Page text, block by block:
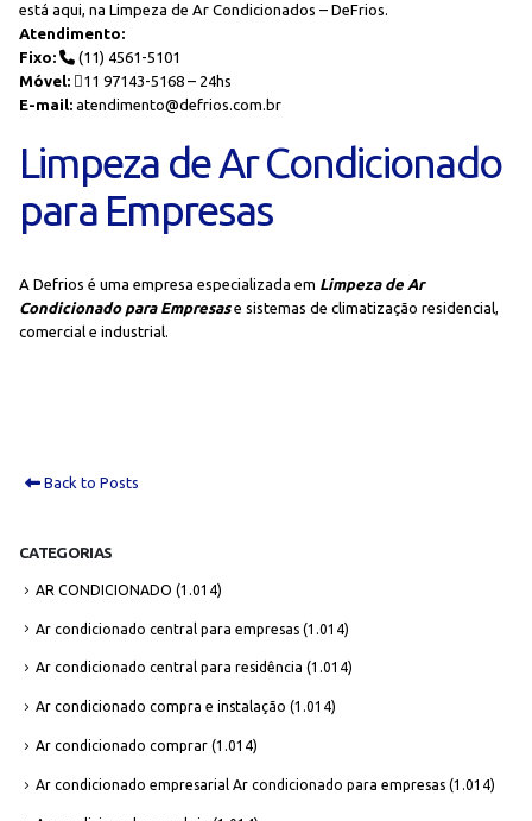
está aqui, na Limpeza de Ar Condicionados – DeFrios.
Atendimento:
Fixo:
(11) 4561-5101
Móvel:
11 97143-5168 – 24hs
E-mail: atendimento@defrios.com.br
Limpeza de Ar Condicionado
para Empresas
A Defrios é uma empresa especializada em Limpeza de Ar
Condicionado para Empresase sistemas de climatização residencial,
comercial e industrial.
Back to Posts
CATEGORIAS
AR CONDICIONADO (1.014)
Ar condicionado central para empresas (1.014)
Ar condicionado central para residência (1.014)
Ar condicionado compra e instalação (1.014)
Ar condicionado comprar (1.014)
Ar condicionado empresarial Ar condicionado para empresas (1.014)